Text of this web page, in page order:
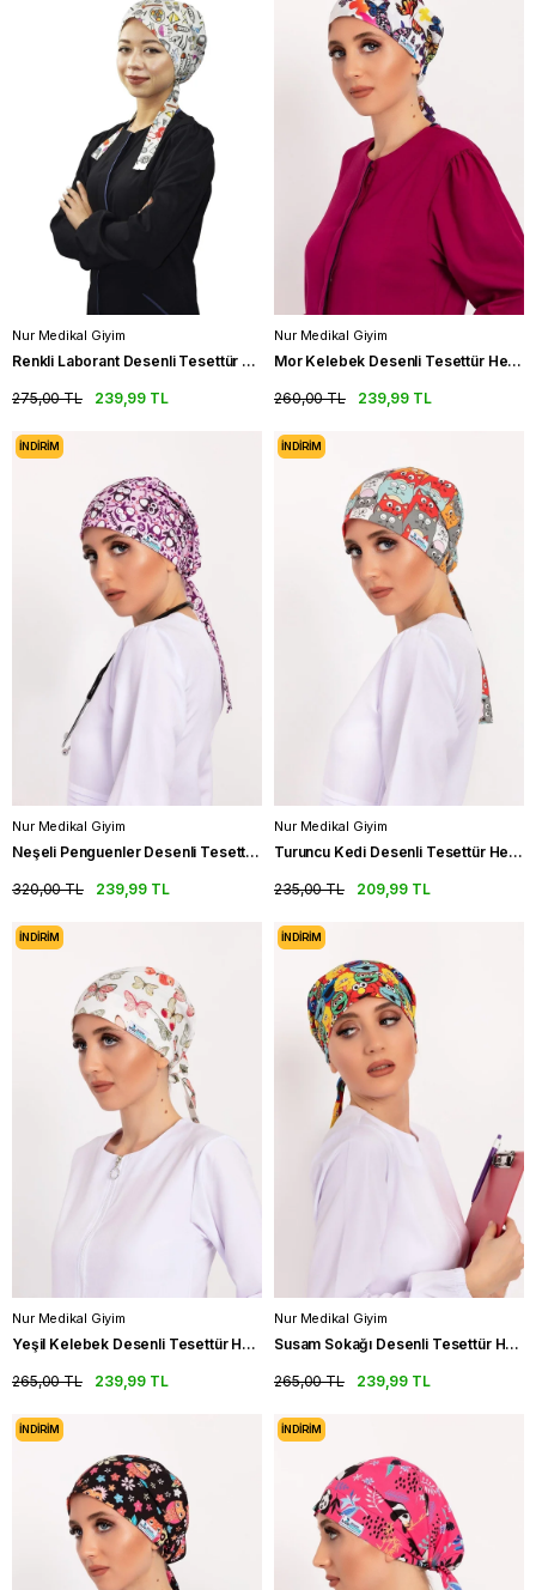
Nur Medikal Giyim
Renkli Laborant Desenli Tesettür Hemşire Bonesi Doktor Cerrahi Bone
239,99 TL
275,00 TL
Nur Medikal Giyim
Mor Kelebek Desenli Tesettür Hemşire Bonesi Doktor Cerrahi Bone
239,99 TL
260,00 TL
Nur Medikal Giyim
Neşeli Penguenler Desenli Tesettür Hemşire Bonesi Doktor Cerrahi Bone
239,99 TL
320,00 TL
İNDIRIM
Nur Medikal Giyim
Turuncu Kedi Desenli Tesettür Hemşire Bonesi Doktor Cerrahi Bone
209,99 TL
235,00 TL
İNDIRIM
Nur Medikal Giyim
Yeşil Kelebek Desenli Tesettür Hemşire Bonesi Doktor Cerrahi Bone
239,99 TL
265,00 TL
İNDIRIM
Nur Medikal Giyim
Susam Sokağı Desenli Tesettür Hemşire Bonesi Doktor Cerrahi Bone
239,99 TL
265,00 TL
İNDIRIM
İNDIRIM İNDIRIM